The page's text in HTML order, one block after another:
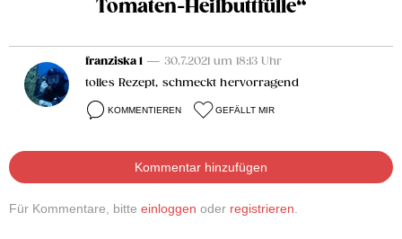
Tomaten-Heilbuttfülle“
franziska 1 — 30.7.2021 um 18:13 Uhr
tolles Rezept, schmeckt hervorragend
KOMMENTIEREN GEFÄLLT MIR
Kommentar hinzufügen
Für Kommentare, bitte einloggen oder registrieren.